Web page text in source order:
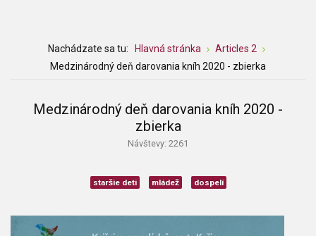
Nachádzate sa tu: Hlavná stránka
Articles 2
Medzinárodný deň darovania kníh 2020 - zbierka
Medzinárodný deň darovania kníh 2020 -
zbierka
Návštevy: 2261
staršie deti mládež dospelí